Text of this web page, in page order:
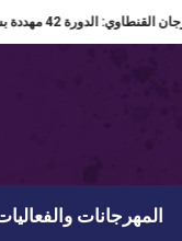
مدير مهرجان القنطاوي: الدورة 42 مهددة بسبب تأخر التراخيص
المهرجانات